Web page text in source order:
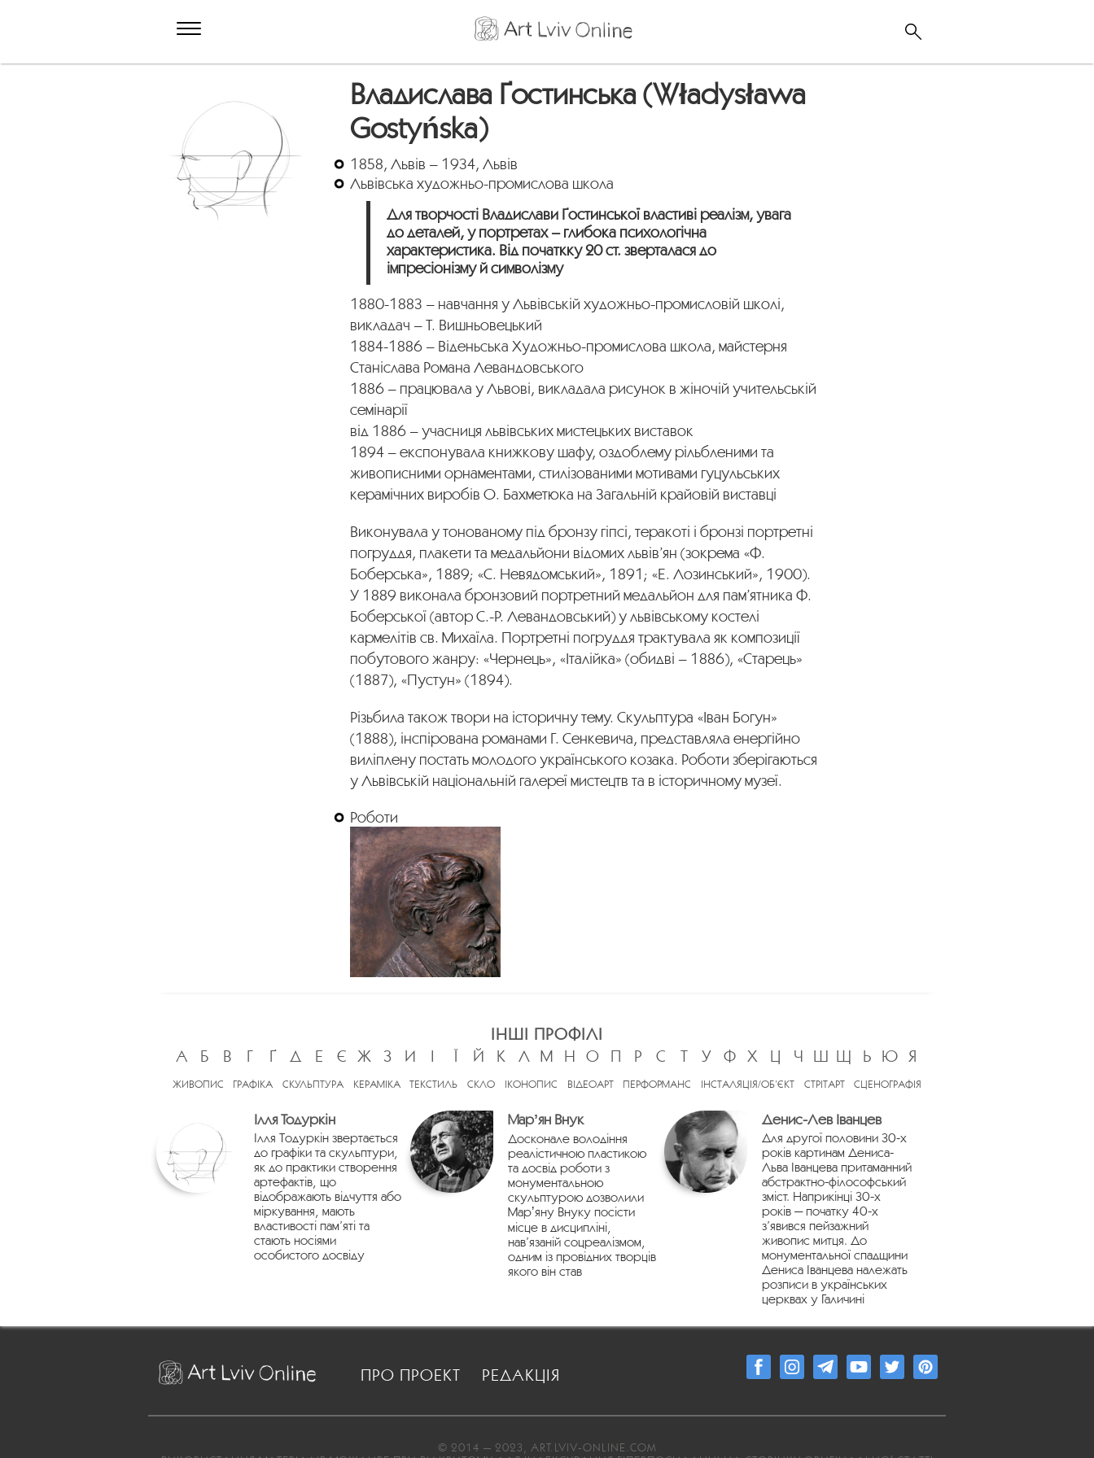
Владислава Ґостинська (Władysława
Gostyńska)
1858, Львів – 1934, Львів
Львівська художньо-промислова школа
Для творчості Владислави Ґостинської властиві реалізм, увага
до деталей, у портретах – глибока психологічна
характеристика. Від початкку 20 ст. зверталася до
імпресіонізму й символізму
1880-1883 – навчання у Львівській художньо-промисловій школі,
викладач – Т. Вишньовецький
1884-1886 – Віденьська Художньо-промислова школа, майстерня
Станіслава Романа Левандовського
1886 – працювала у Львові, викладала рисунок в жіночій учительській
семінарії
від 1886 – учасниця львівських мистецьких виставок
1894 – експонувала книжкову шафу, оздоблему рільбленими та
живописними орнаментами, стилізованими мотивами гуцульських
керамічних виробів О. Бахметюка на Загальній крайовій виставці
Виконувала у тонованому під бронзу гіпсі, теракоті і бронзі портретні
погруддя, плакети та медальйони відомих львів’ян (зокрема «Ф.
Боберська», 1889; «С. Невядомський», 1891; «Е. Лозинський», 1900).
У 1889 виконала бронзовий портретний медальйон для пам’ятника Ф.
Боберської (автор С.-Р. Левандовський) у львівському костелі
кармелітів св. Михаїла. Портретні погруддя трактувала як композиції
побутового жанру: «Чернець», «Італійка» (обидві – 1886), «Старець»
(1887), «Пустун» (1894).
Різьбила також твори на історичну тему. Скульптура «Іван Богун»
(1888), інспірована романами Г. Сенкевича, представляла енергійно
виліплену постать молодого українського козака. Роботи зберігаються
у Львівській національній галереї мистецтв та в історичному музеї.
Роботи
ІНШІ ПРОФІЛІ
А
Б В Г Ґ Д Е Є Ж З И І Ї Й К Л М Н О П Р С Т У Ф Х Ц Ч Ш Щ Ь Ю Я
ЖИВОПИС ГРАФІКА СКУЛЬПТУРА КЕРАМІКА ТЕКСТИЛЬ СКЛО ІКОНОПИС ВІДЕОАРТ ПЕРФОРМАНС ІНСТАЛЯЦІЯ/ОБ’ЄКТ СТРІТАРТ СЦЕНОГРАФІЯ
Ілля Тодуркін
Ілля Тодуркін звертається
до графіки та скульптури,
як до практики створення
артефактів, що
відображають відчуття або
міркування, мають
властивості пам’яті та
стають носіями
особистого досвіду
Марʼян Внук
Досконале володіння
реалістичною пластикою
та досвід роботи з
монументальною
скульптурою дозволили
Марʼяну Внуку посісти
місце в дисципліні,
нав’язаній соцреалізмом,
одним із провідних творців
якого він став
Денис-Лев Іванцев
Для другої половини 30-х
років картинам Дениса-
Льва Іванцева притаманний
абстрактно-філософський
зміст. Наприкінці 30-х
років — початку 40-х
з’явився пейзажний
живопис митця. До
монументальної спадщини
Дениса Іванцева належать
розписи в українських
церквах у Галичині
ПРО ПРОЕКТ РЕДАКЦІЯ
© 2014 — 2023, ART.LVIV-ONLINE.COM